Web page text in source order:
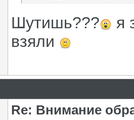
Шутишь???
я
взяли
Re: Внимание